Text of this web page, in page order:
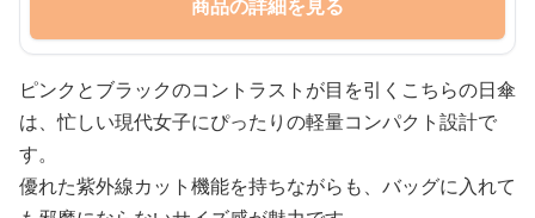
商品の詳細を見る
ピンクとブラックのコントラストが目を引くこちらの日傘
は、忙しい現代女子にぴったりの軽量コンパクト設計で
す。
優れた紫外線カット機能を持ちながらも、バッグに入れて